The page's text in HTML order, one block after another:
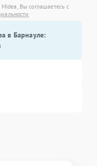
Вы соглашаетесь с
в Барнауле: